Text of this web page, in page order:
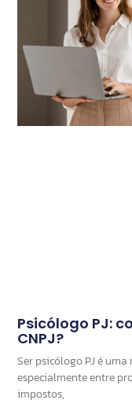
Psicólogo PJ:
CNPJ?
Ser psicólogo PJ é
especialmente entre
impostos,